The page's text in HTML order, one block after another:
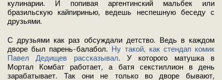
кулинарии. И попивая аргентинский мальбек или
бразильскую кайпиринью, ведешь неспешную беседу с
друзьями.
С друзьями как раз обсуждали детство. Ведь в каждом
дворе был парень-балабол. Ну такой, как стендап комик
Павел Дедищев рассказывал. У которого матушка в
Мортал Комбат работает, а батя секстиллион в день
зарабатывает. Так они не только во дворе бывают,